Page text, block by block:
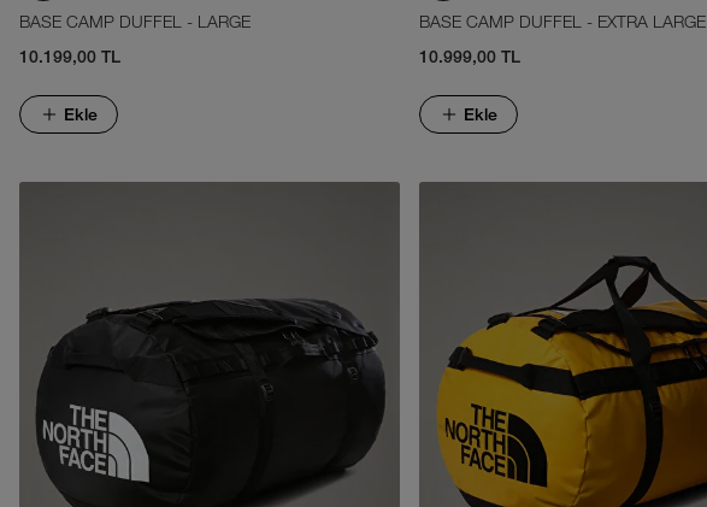
BASE CAMP DUFFEL - LARGE
10.199,00 TL
Ekle
BASE CAMP DUFFEL - EXTRA LARGE
10.999,00 TL
Ekle